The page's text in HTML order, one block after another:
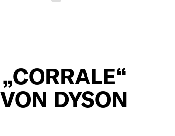
„CORRALE“
VON DYSON